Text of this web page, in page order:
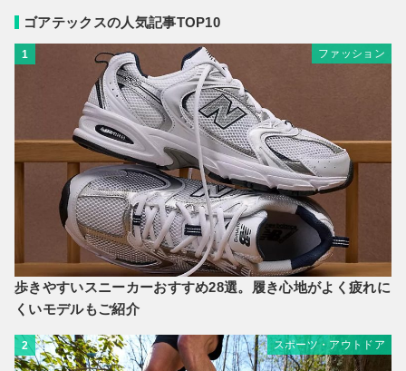
ゴアテックスの人気記事TOP10
1 ファッション
歩きやすいスニーカーおすすめ28選。履き心地がよく疲れに
くいモデルもご紹介
2 スポーツ・アウトドア